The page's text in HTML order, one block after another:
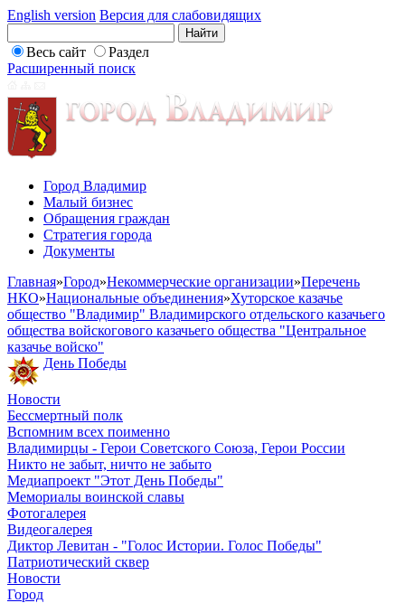
English version Версия для слабовидящих
Весь сайт
Раздел
Расширенный поиск
Город Владимир
Малый бизнес
Обращения граждан
Стратегия города
Документы
Главная»Город»Некоммерческие организации»Перечень
НКО»Национальные объединения»Хуторское казачье
общество "Владимир" Владимирского отдельского казачьего
общества войскогового казачьего общества "Центральное
казачье войско"
День Победы
Новости
Бессмертный полк
Вспомним всех поименно
Владимирцы - Герои Советского Союза, Герои России
Никто не забыт, ничто не забыто
Медиапроект "Этот День Победы"
Мемориалы воинской славы
Фотогалерея
Видеогалерея
Диктор Левитан - "Голос Истории. Голос Победы"
Патриотический сквер
Новости
Город